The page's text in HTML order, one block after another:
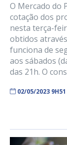
O Mercado do
cotação dos
nesta terça-
obtidos
funciona de
aos sábados
das 21h. O
02/05/2023 9H51